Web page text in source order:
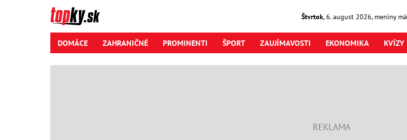
Štvrtok,6. august2026, meniny má
DOMÁCE ZAHRANIČNÉ PROMINENTI ŠPORT ZAUJÍMAVOSTI EKONOMIKA KVÍZY